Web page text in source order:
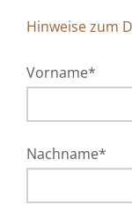
Hinweise zum
Vorname*
Nachname*